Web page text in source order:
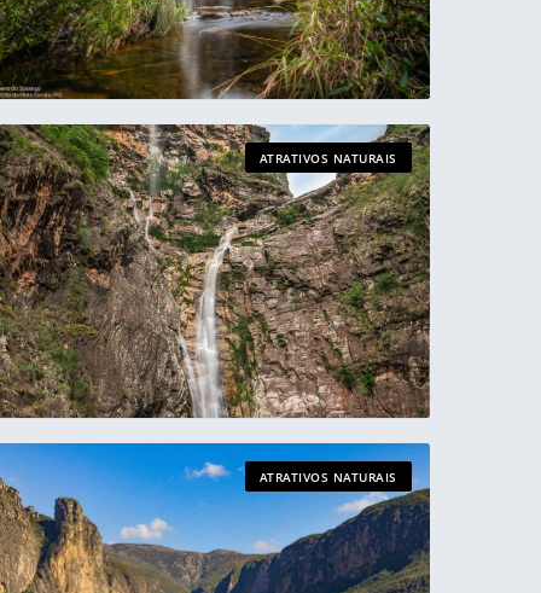
ATRATIVOS NATURAIS
ATRATIVOS NATURAIS